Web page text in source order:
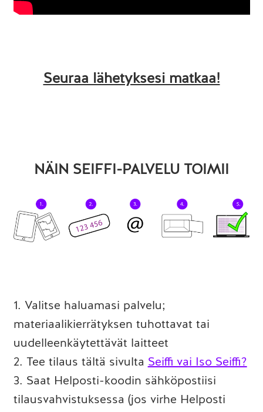
Seuraa lähetyksesi matkaa!
NÄIN SEIFFI-PALVELU TOIMII
1. Valitse haluamasi palvelu;
materiaalikierrätyksen tuhottavat tai
uudelleenkäytettävät laitteet
2. Tee tilaus tältä sivulta Seiffi vai Iso Seiffi?
3. Saat Helposti-koodin sähköpostiisi
tilausvahvistuksessa (jos virhe Helposti